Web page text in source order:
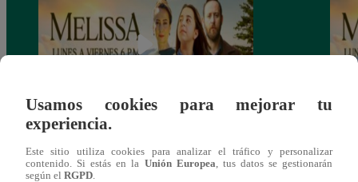
Melissa, Jueves 12 de diciembre – ver
capítulo 100 completo (online y español)
Usamos cookies para mejorar tu
experiencia.
Este sitio utiliza cookies para analizar el tráfico y personalizar
contenido. Si estás en la Unión Europea , tus datos se gestionarán
según el RGPD